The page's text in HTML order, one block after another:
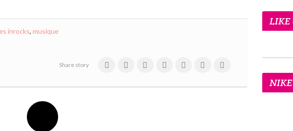
inrocks, musique
Share story
LIKE
NIKE